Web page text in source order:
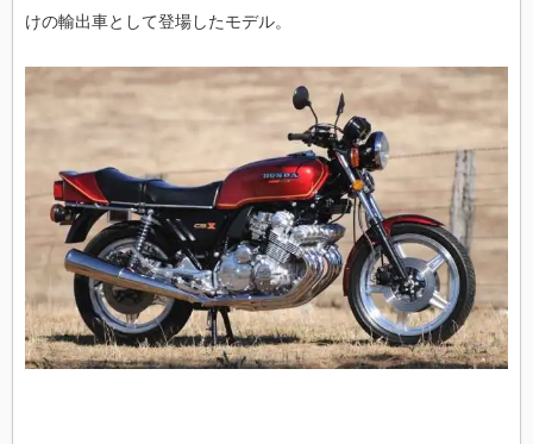
けの輸出車として登場したモデル。